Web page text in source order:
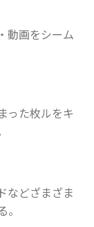
動画をシーム
った枚ルをキ
などざまざま